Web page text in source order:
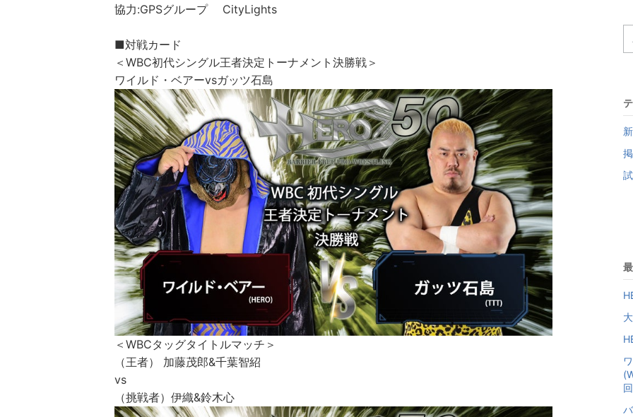
​協力:GPSグループ CityLights
​■対戦カード
＜WBC初代シングル王者決定トーナメント決勝戦＞
ワイルド・ベアーvsガッツ石島
＜WBCタッグタイトルマッチ＞
（王者） 加藤茂郎&千葉智紹
vs
（挑戦者）伊織&鈴木心